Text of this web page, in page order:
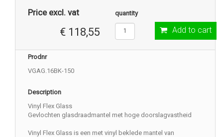
Price excl. vat
€ 118,55
quantity
Add to cart
Prodnr
VGAG.16BK-150
Description
Vinyl Flex Glass
Gevlochten glasdraadmantel met hoge doorslagvastheid
Vinyl Flex Glass is een met vinyl beklede mantel van